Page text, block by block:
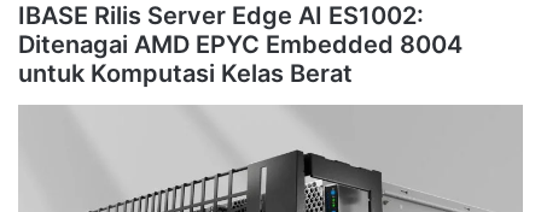
IBASE Rilis Server Edge AI ES1002:
Ditenagai AMD EPYC Embedded 8004
untuk Komputasi Kelas Berat